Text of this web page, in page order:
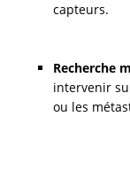
capteurs.
Recherche
intervenir
ou les